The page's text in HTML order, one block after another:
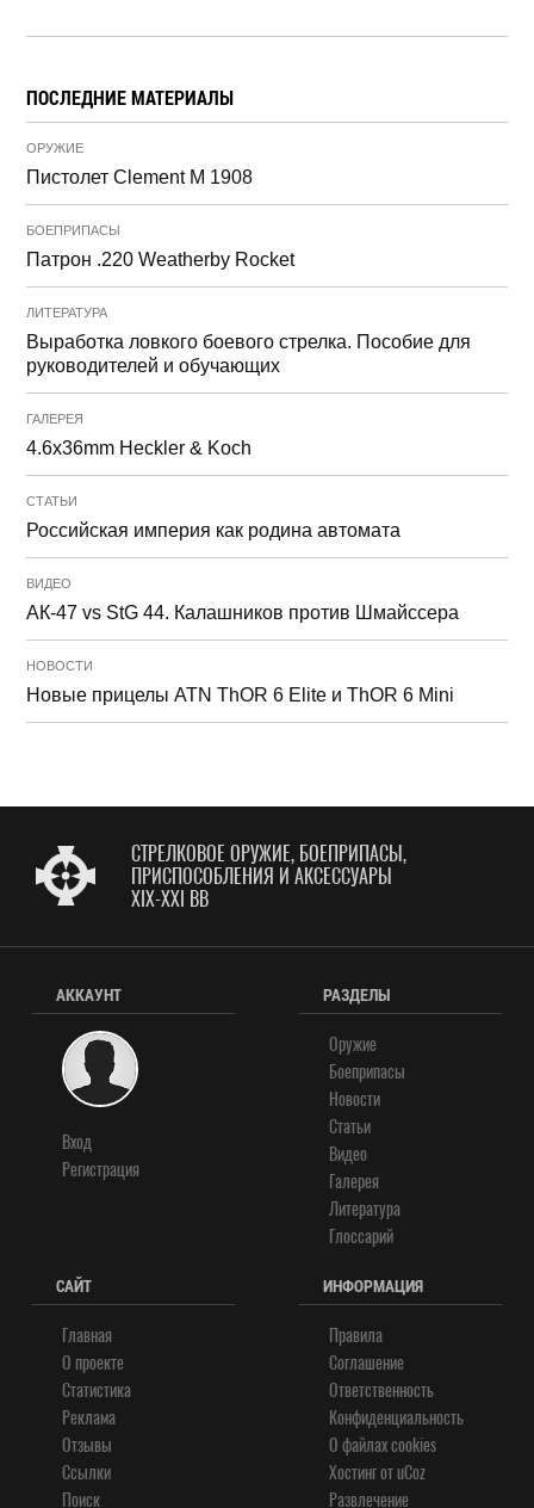
ПОСЛЕДНИЕ МАТЕРИАЛЫ
ОРУЖИЕ
Пистолет Clement M 1908
БОЕПРИПАСЫ
Патрон .220 Weatherby Rocket
ЛИТЕРАТУРА
Выработка ловкого боевого стрелка. Пособие для
руководителей и обучающих
ГАЛЕРЕЯ
4.6x36mm Heckler & Koch
СТАТЬИ
Российская империя как родина автомата
ВИДЕО
АК-47 vs StG 44. Калашников против Шмайссера
НОВОСТИ
Новые прицелы ATN ThOR 6 Elite и ThOR 6 Mini
СТРЕЛКОВОЕ ОРУЖИЕ, БОЕПРИПАСЫ,
ПРИСПОСОБЛЕНИЯ И АКСЕССУАРЫ
XIX-XXI ВВ
АККАУНТ
Вход
Регистрация
РАЗДЕЛЫ
Оружие
Боеприпасы
Новости
Статьи
Видео
Галерея
Литература
Глоссарий
САЙТ
Главная
О проекте
Статистика
Реклама
Отзывы
Ссылки
Поиск
ИНФОРМАЦИЯ
Правила
Соглашение
Ответственность
Конфиденциальность
О файлах cookies
Хостинг отuCoz
Развлечение